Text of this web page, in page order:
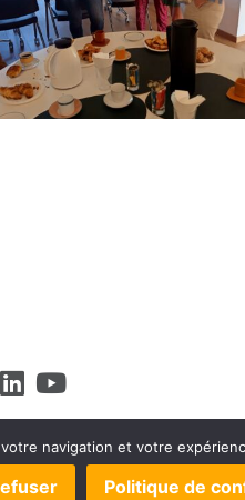
LÉGALES–POLITIQUE DE
COOKIES– UN SITE
navigation et votre
Politique de